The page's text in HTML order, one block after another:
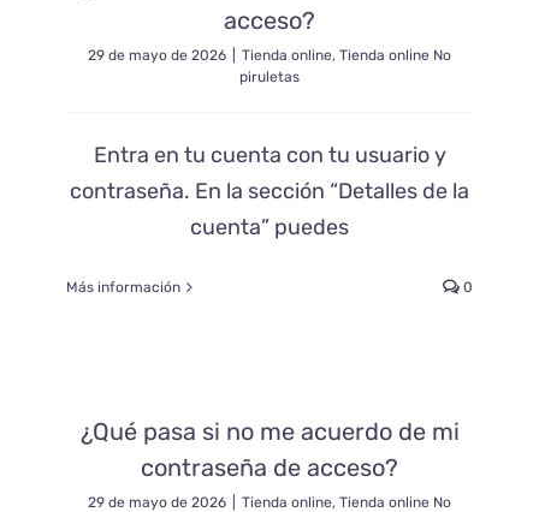
acceso?
29 de mayo de 2026 Tienda online, Tienda online No
piruletas
Entra en tu cuenta con tu usuario y
contraseña. En la sección “Detalles de la
cuenta” puedes
Más información 0
¿Qué pasa si no me acuerdo de mi
contraseña de acceso?
29 de mayo de 2026 Tienda online, Tienda online No